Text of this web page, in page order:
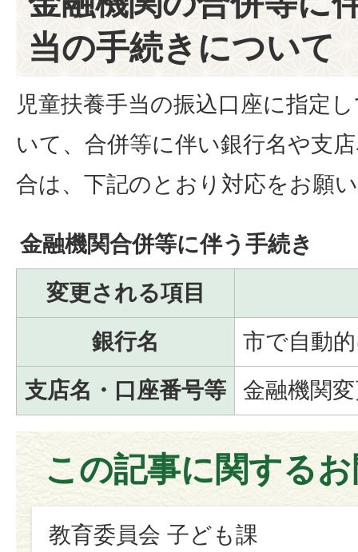
当の手続きについて
児童扶養手当の振込口座に指定
いて、合併等に伴い銀行名や支
合は、下記のとおり対応をお願
金融機関合併等に伴う手続き
変更される項目
銀行名
市で自動
支店名・口座番号等
金融機関
この記事に関する
教育委員会 子ども課